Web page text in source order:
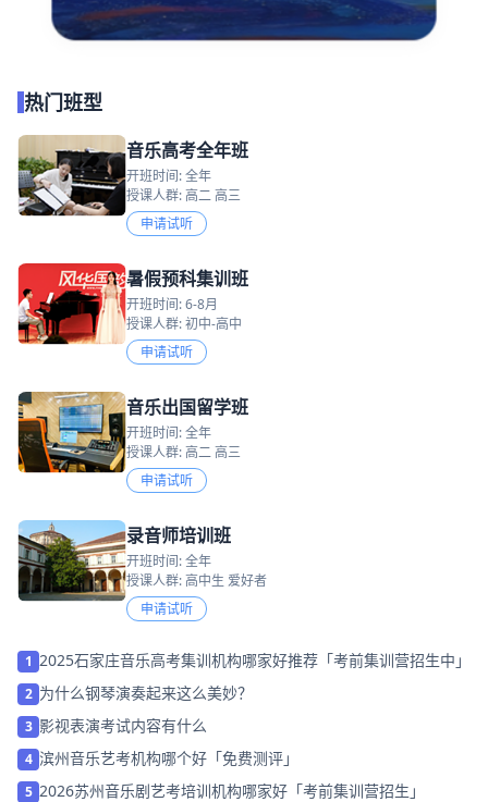
热门班型
音乐高考全年班
开班时间: 全年
授课人群: 高二 高三
申请试听
暑假预科集训班
开班时间: 6-8月
授课人群: 初中-高中
申请试听
音乐出国留学班
开班时间: 全年
授课人群: 高二 高三
申请试听
录音师培训班
开班时间: 全年
授课人群: 高中生 爱好者
申请试听
1 2025石家庄音乐高考集训机构哪家好推荐「考前集训营招生中」
2 为什么钢琴演奏起来这么美妙？
3 影视表演考试内容有什么
4 滨州音乐艺考机构哪个好「免费测评」
5 2026苏州音乐剧艺考培训机构哪家好「考前集训营招生」